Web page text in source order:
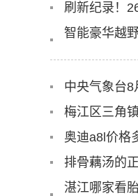
刷新纪录！
智能豪华越
中央气象台8
梅江区三角
奥迪a8l价格
排骨藕汤的
湛江哪家看